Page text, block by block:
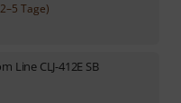
Tage)
Line CLJ-412E SB